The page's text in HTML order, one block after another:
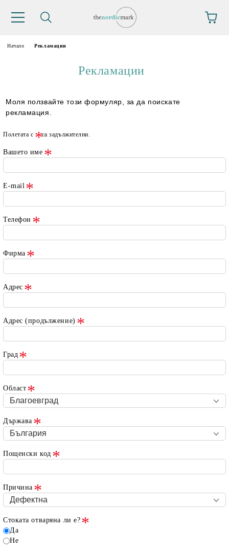
Начало Рекламации
Рекламации
Моля ползвайте този формуляр, за да поискате
рекламация.
Полетата с са задължителни.
Вашето име
E-mail
Телефон
Фирма
Адрес
Адрес (продължение)
Град
Област
Държава
Пощенски код
Причина
Стоката отваряна ли е?
Да
Не